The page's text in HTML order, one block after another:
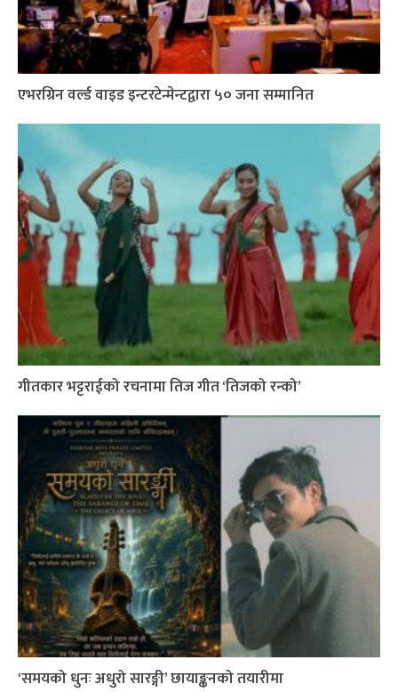
एभरग्रिन वर्ल्ड वाइड इन्टरटेन्मेन्टद्वारा ५० जना सम्मानित
गीतकार भट्टराईको रचनामा तिज गीत ‘तिजको रन्को’
‘समयको धुनः अधुरो सारङ्गी’ छायाङ्कनको तयारीमा